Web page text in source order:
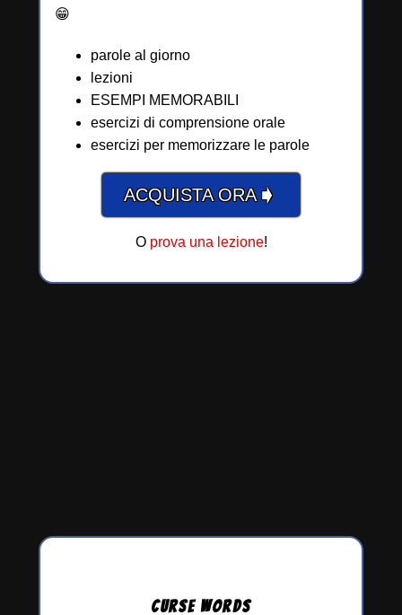
😁
parole al giorno
lezioni
ESEMPI MEMORABILI
esercizi di comprensione orale
esercizi per memorizzare le parole
ACQUISTA ORA➧
O prova una lezione!
CURSE WORDS